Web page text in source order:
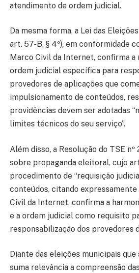
atendimento de ordem judicial.
Da mesma forma, a Lei das
art. 57-B, § 4º), em conformidade
Marco Civil da Internet, confirma a
ordem judicial específica para
provedores de aplicações que
impulsionamento de conteúdos,
providências devem ser adotadas
limites técnicos do seu serviço”.
Além disso, a Resolução do TSE
sobre propaganda eleitoral, cujo
procedimento de “requisição
conteúdos, citando expressamente
Civil da Internet, confirma a
e a ordem judicial como requisito
responsabilização dos provedores
Diante das eleições municipais que
suma relevância a compreensão